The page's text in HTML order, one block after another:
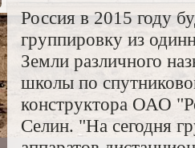
Россия в 2015 году
группировку из
Земли различного
школы по
конструктора ОАО
Селин. "На сегодня